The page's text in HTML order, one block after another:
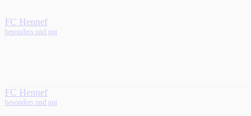
FC Hennef
besonders und gut
FC Hennef
besonders und gut